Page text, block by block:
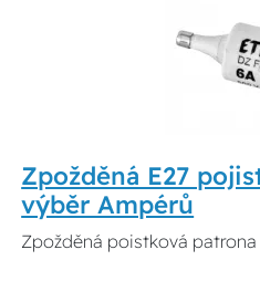
Zpožděná E27
výběr Ampérů
Zpožděná poistková